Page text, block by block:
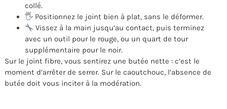
collé.
🖐️ Positionnez le joint bien à plat, sans le déformer.
Vissez à la main jusqu’au contact, puis terminez
avec un outil pour le rouge, ou un quart de tour
supplémentaire pour le noir.
Sur le joint fibre, vous sentirez une butée nette : c’est le
moment d’arrêter de serrer. Sur le caoutchouc, l’absence de
butée doit vous inciter à la modération.